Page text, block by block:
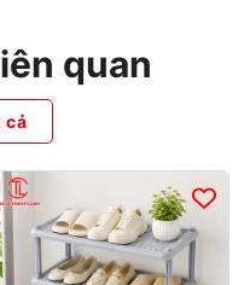
quan
cả